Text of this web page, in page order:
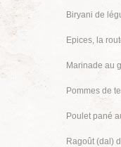
Biryani de
Epices, la
Marinade au
Pommes de
Poulet pané
Ragoût (dal)